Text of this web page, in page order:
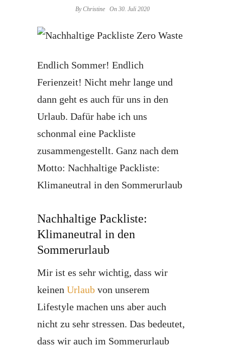
ByChristine On 30. Juli 2020
Endlich Sommer! Endlich
Ferienzeit! Nicht mehr lange und
dann geht es auch für uns in den
Urlaub. Dafür habe ich uns
schonmal eine Packliste
zusammengestellt. Ganz nach dem
Motto: Nachhaltige Packliste:
Klimaneutral in den Sommerurlaub
Nachhaltige Packliste:
Klimaneutral in den
Sommerurlaub
Mir ist es sehr wichtig, dass wir
keinen Urlaub von unserem
Lifestyle machen uns aber auch
nicht zu sehr stressen. Das bedeutet,
dass wir auch im Sommerurlaub